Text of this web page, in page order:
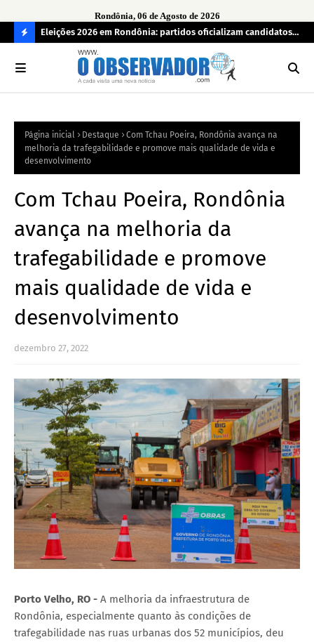
Rondônia, 06 de Agosto de 2026
O
R
A
Eleições 2026 em Rondônia: partidos oficializam candidatos a
deputado estadual, partidos não conseguem formar chapas
completas
Página inicial Destaque
Com Tchau Poeira, Rondônia avança na
melhoria da trafegabilidade e promove mais qualidade de vida e
desenvolvimento
Com Tchau Poeira, Rondônia
avança na melhoria da
trafegabilidade e promove
mais qualidade de vida e
desenvolvimento
dezembro 27, 2022
Porto Velho, RO - A melhoria da infraestrutura de
Rondônia, especialmente quanto às condições de
trafegabilidade nas ruas urbanas dos 52 municípios, deu